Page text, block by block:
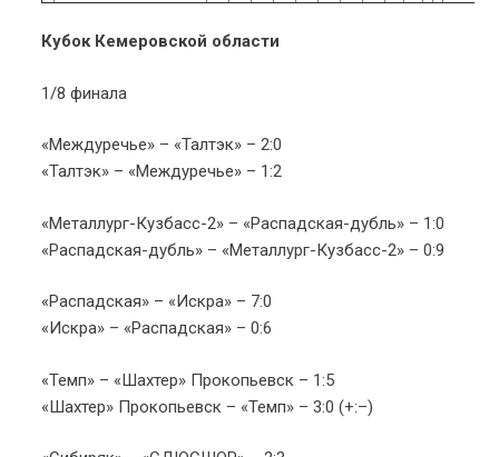
Кубок Кемеровской области
1/8 финала
«Междуречье» – «Талтэк» – 2:0
«Талтэк» – «Междуречье» – 1:2
«Металлург-Кузбасс-2» – «Распадская-дубль» – 1:0
«Распадская-дубль» – «Металлург-Кузбасс-2» – 0:9
«Распадская» – «Искра» – 7:0
«Искра» – «Распадская» – 0:6
«Темп» – «Шахтер» Прокопьевск – 1:5
«Шахтер» Прокопьевск – «Темп» – 3:0 (+:–)